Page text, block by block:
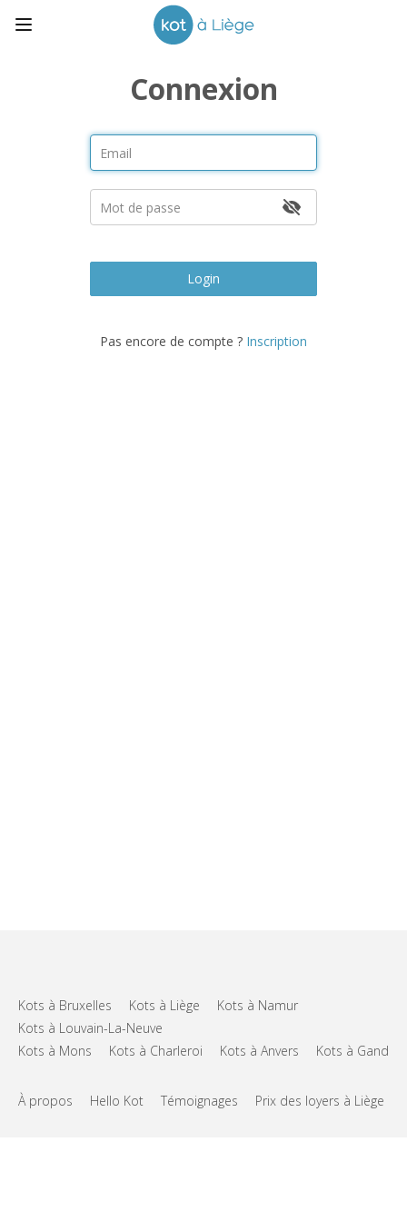
Connexion
Login
Pas encore de compte ? Inscription
Kots à Bruxelles Kots à Liège
Kots à Namur
Kots à Louvain-La-Neuve
Kots à Mons
Kots à Charleroi Kots à Anvers Kots à Gand
À propos Hello Kot Témoignages Prix des loyers à Liège